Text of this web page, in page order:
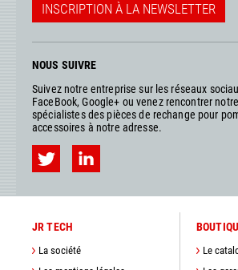
INSCRIPTION À LA NEWSLETTER
NOUS SUIVRE
Suivez notre entreprise sur les réseaux
FaceBook, Google+ ou venez rencontrer
spécialistes des pièces de rechange pour
accessoires à notre adresse.
JR TECH
La société
Le